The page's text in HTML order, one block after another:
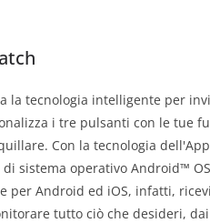
la tecnologia intelligente per
i tre pulsanti con le tue
Con la tecnologia
sistema operativo Android™ OS
per Android ed iOS, infatti,
tutto ciò che desideri,